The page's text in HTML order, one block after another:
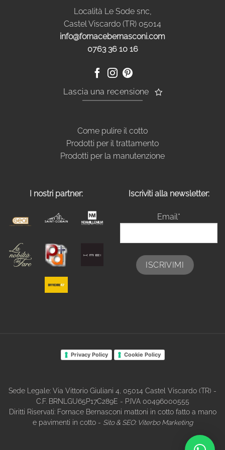
Località Le Sode snc,
Castel Viscardo (TR) 05014
info@fornacebernasconi.com
0763 36 10 16
Lascia una recensione
Come pulire il cotto
Prodotti per il trattamento
Prodotti per la manutenzione
I nostri partner: Iscriviti alla newsletter:
Email*
Privacy Policy Cookie Policy
Sede Legale: Via Vittorio Giuliani 4, 05014 Castel Viscardo (TR) -
C.F. BRNLGU65P17C289E - P.IVA 00496000555
Diritti Riservati: Fornace Bernasconi mattoni in cotto fatto a mano
e pavimenti in cotto - Sito & SEO: Viterbo Marketing